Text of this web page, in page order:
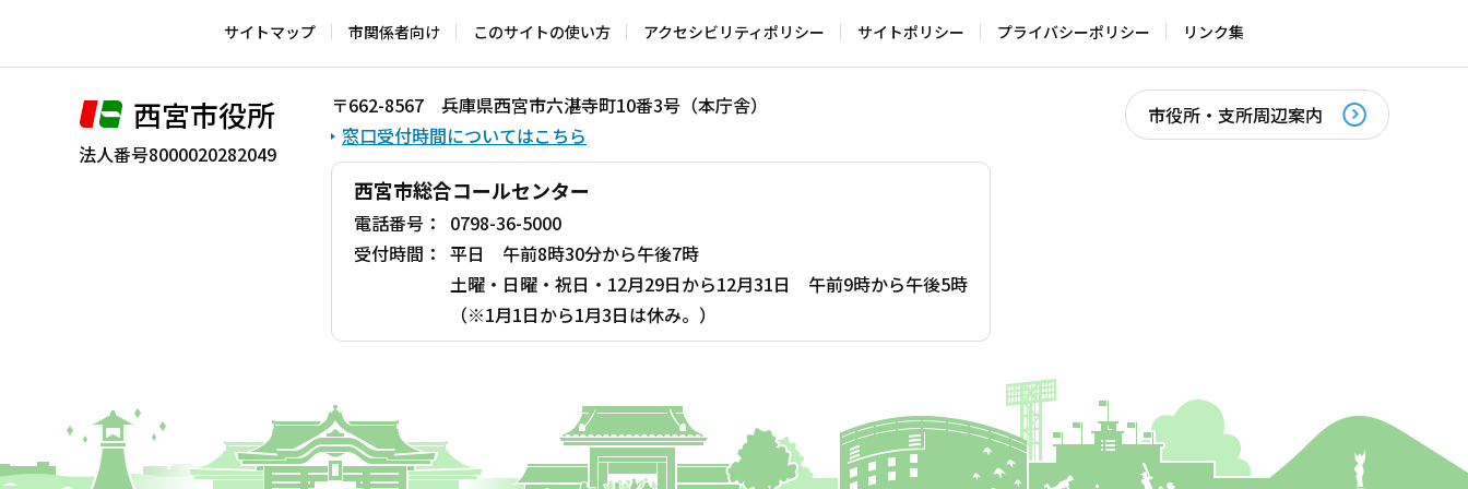
サイトマップ 市関係者向け このサイトの使い方 アクセシビリティポリシー サイトポリシー プライバシーポリシー リンク集
西宮市役所
法人番号8000020282049
〒662-8567 兵庫県西宮市六湛寺町10番3号（本庁舎）
窓口受付時間についてはこちら
西宮市総合コールセンター
電話番号：
0798-36-5000
受付時間： 平日 午前8時30分から午後7時
土曜・日曜・祝日・12月29日から12月31日 午前9時から午後5時
（※1月1日から1月3日は休み。）
市役所・支所周辺案内